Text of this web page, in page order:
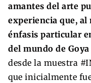
amantes del arte
experiencia que,
énfasis particular
del mundo de
desde la muestra
que inicialmente